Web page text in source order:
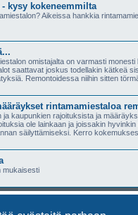
- kysy kokeneemmilta
Aikeissa hankkia
omistajalta on varmasti
saattavat joskus todellakin kätkeä
Remontoidessa niihin sitten
rintamamiestaloa
ja kaupunkien rajoituksista ja
ole lainkaan ja joissakin
säilyttämiseksi. Kerro
mukaisesti